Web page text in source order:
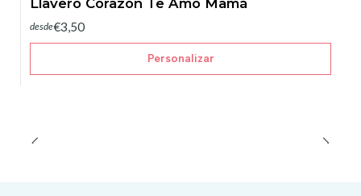
Llavero Corazón Te Amo Mamá
desde€3,50
Personalizar